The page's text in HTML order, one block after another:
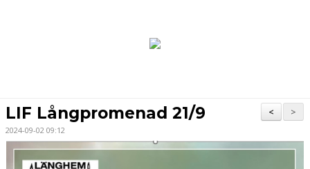
KONTAKT
KALENDER
>
<
LIF Långpromenad 21/9
2024-09-02 09:12